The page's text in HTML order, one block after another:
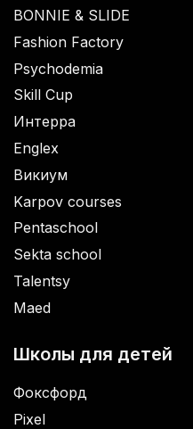
BONNIE & SLIDE
Fashion Factory
Psychodemia
Skill Cup
Интерра
Englex
Викиум
Karpov courses
Pentaschool
Sekta school
Talentsy
Maed
Школы для детей
Фоксфорд
Pixel